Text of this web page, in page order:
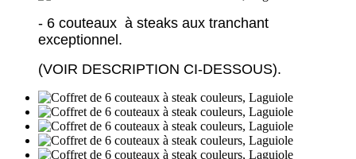
- 6 couteaux à steaks aux tranchant
exceptionnel.
(VOIR DESCRIPTION CI-DESSOUS).